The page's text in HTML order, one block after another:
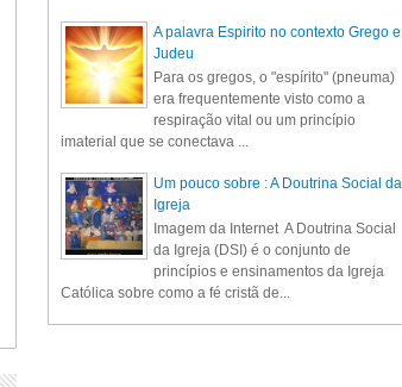
A palavra Espirito no contexto Grego e
Judeu
Para os gregos, o "espírito" (pneuma)
era frequentemente visto como a
respiração vital ou um princípio
imaterial que se conectava ...
Um pouco sobre : A Doutrina Social da
Igreja
Imagem da Internet A Doutrina Social
da Igreja (DSI) é o conjunto de
princípios e ensinamentos da Igreja
Católica sobre como a fé cristã de...